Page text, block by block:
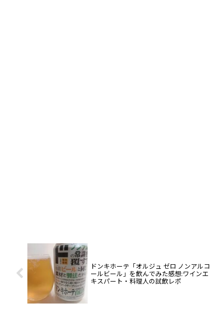
ドンキホーテ「オルジュ ゼロ ノンアルコ
ールビール」を飲んでみた感想:ワインエ
キスパート・料理人の試飲レポ